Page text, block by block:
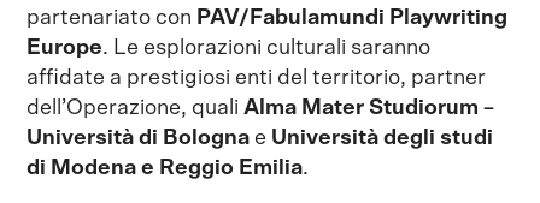
partenariato con PAV/Fabulamundi Playwriting
Europe. Le esplorazioni culturali saranno
affidate a prestigiosi enti del territorio, partner
dell’Operazione, qualiAlma Mater Studiorum –
Università di Bologna e Università degli studi
di Modena e Reggio Emilia.